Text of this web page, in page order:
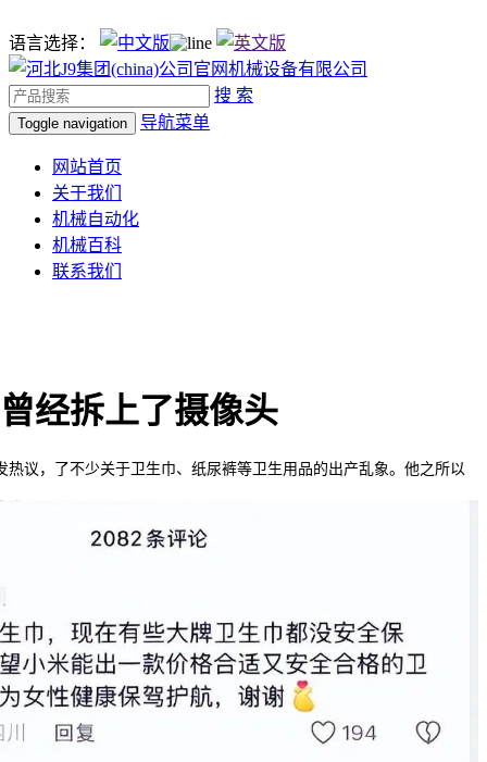
语言选择：
搜 索
Toggle navigation 导航菜单
网站首页
关于我们
机械自动化
机械百科
联系我们
经拆上了摄像头
，了不少关于卫生巾、纸尿裤等卫生用品的出产乱象。他之所以